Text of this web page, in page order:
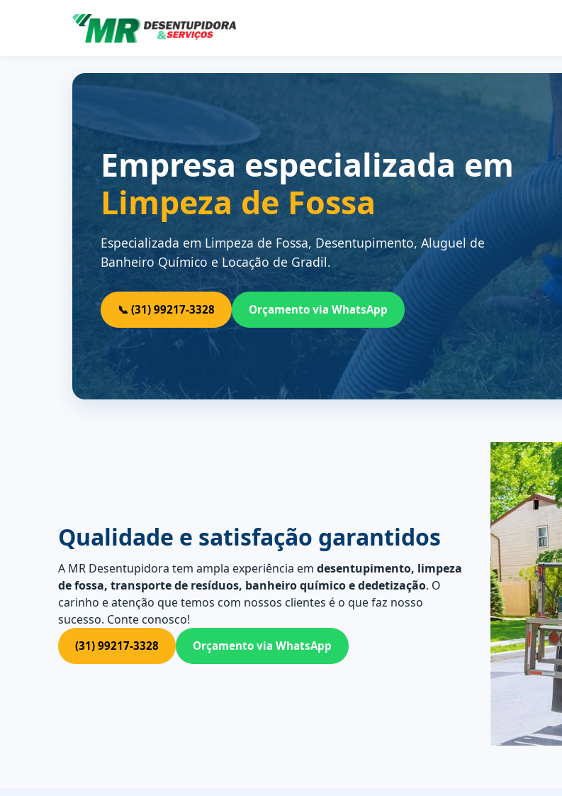
Empresa especializada em
Limpeza de Fossa
Especializada em Limpeza de Fossa, Desentupimento, Aluguel de
Banheiro Químico e Locação de Gradil.
📞 (31) 99217-3328 Orçamento via WhatsApp
Qualidade e satisfação garantidos
A MR Desentupidora tem ampla experiência em desentupimento, limpeza
de fossa, transporte de resíduos, banheiro químico e dedetização. O
carinho e atenção que temos com nossos clientes é o que faz nosso
sucesso. Conte conosco!
(31) 99217-3328 Orçamento via WhatsApp